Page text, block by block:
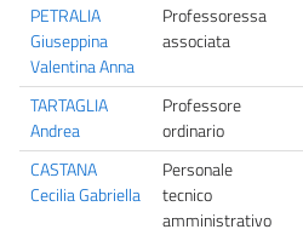
PETRALIA
Giuseppina
Valentina Anna
Professoressa
associata
TARTAGLIA
Andrea
Professore
ordinario
CASTANA
Cecilia Gabriella
Personale
tecnico
amministrativo